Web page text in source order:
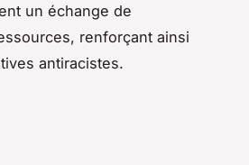
un échange de
renforçant ainsi
antiracistes.